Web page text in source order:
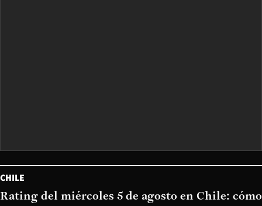
CHILE
Rating del miércoles 5 de agosto en Chile: cómo